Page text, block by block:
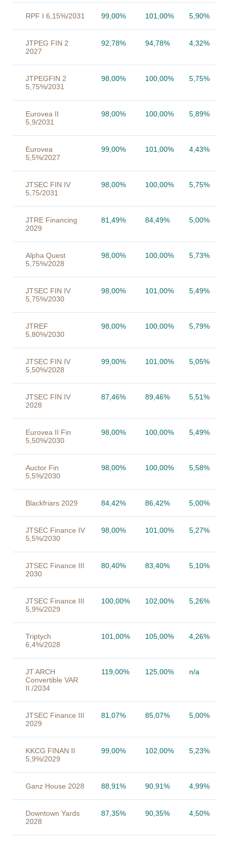
RPF I 6,15%/2031 99,00% 101,00% 5,90%
JTPEG FIN 2
2027
92,78% 94,78% 4,32%
JTPEGFIN 2
5,75%/2031
98,00% 100,00% 5,75%
Eurovea II
5,9/2031
98,00% 100,00% 5,89%
Eurovea
5,5%/2027
99,00% 101,00% 4,43%
JTSEC FIN IV
5,75/2031
98,00% 100,00% 5,75%
JTRE Financing
2029
81,49% 84,49% 5,00%
Alpha Quest
5,75%/2028
98,00% 100,00% 5,73%
JTSEC FIN IV
5,75%/2030
98,00% 101,00% 5,49%
JTREF
5,80%/2030
98,00% 100,00% 5,79%
JTSEC FIN IV
5,50%/2028
99,00% 101,00% 5,05%
JTSEC FIN IV
2028
87,46% 89,46% 5,51%
Eurovea II Fin
5,50%/2030
98,00% 100,00% 5,49%
Auctor Fin
5,5%/2030
98,00% 100,00% 5,58%
Blackfriars 2029 84,42% 86,42% 5,00%
JTSEC Finance IV
5,5%/2030
98,00% 101,00% 5,27%
JTSEC Finance III
2030
80,40% 83,40% 5,10%
JTSEC Finance III
5,9%/2029
100,00% 102,00% 5,26%
Triptych
6,4%/2028
101,00% 105,00% 4,26%
JT ARCH
Convertible VAR
II./2034
119,00% 125,00% n/a
JTSEC Finance III
2029
81,07% 85,07% 5,00%
KKCG FINAN II
5,9%/2029
99,00% 102,00% 5,23%
Ganz House 2028 88,91% 90,91% 4,99%
Downtown Yards
2028
87,35% 90,35% 4,50%